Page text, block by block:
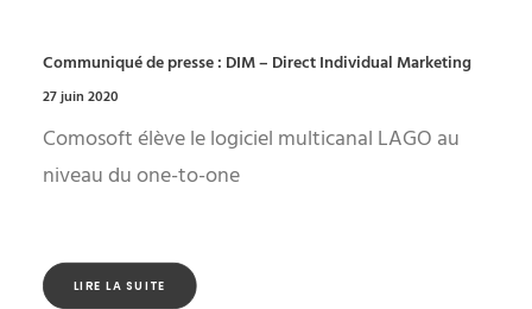
Communiqué de presse : DIM – Direct Individual Marketing
27 juin 2020
Comosoft élève le logiciel multicanal LAGO au
niveau du one-to-one
LIRE LA SUITE